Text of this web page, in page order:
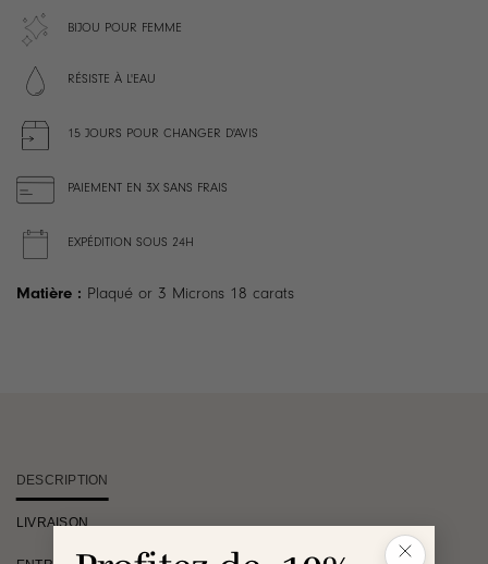
BIJOU POUR FEMME
RÉSISTE À L'EAU
15 JOURS POUR CHANGER D'AVIS
PAIEMENT EN 3X SANS FRAIS
EXPÉDITION SOUS 24H
Matière : Plaqué or 3 Microns 18 carats
DESCRIPTION
LIVRAISON